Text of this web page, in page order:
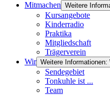
Mitmachen Weitere
Kursangebote
Kinderradio
Praktika
Mitgliedschaft
Trägerverein
Wir Weitere Informationen:
Sendegebiet
Tonkuhle ist ...
Team